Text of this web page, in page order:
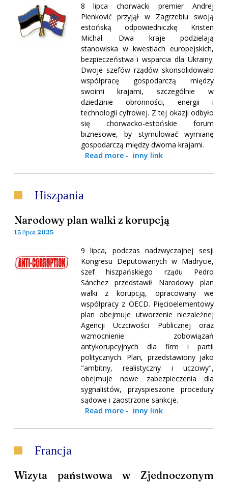
8 lipca chorwacki premier Andrej
Plenković przyjął w Zagrzebiu swoją
estońską odpowiedniczkę Kristen
Michal. Dwa kraje podzielają
stanowiska w kwestiach europejskich,
bezpieczeństwa i wsparcia dla Ukrainy.
Dwoje szefów rządów skonsolidowało
współpracę gospodarczą między
swoimi krajami, szczególnie w
dziedzinie obronności, energii i
technologii cyfrowej. Z tej okazji odbyło
się chorwacko-estońskie forum
biznesowe, by stymulować wymianę
gospodarczą między dwoma krajami.
Read more- inny link
Hiszpania
Narodowy plan walki z korupcją
15 lipca 2025
9 lipca, podczas nadzwyczajnej sesji
Kongresu Deputowanych w Madrycie,
szef hiszpańskiego rządu Pedro
Sánchez przedstawił Narodowy plan
walki z korupcją, opracowany we
współpracy z OECD. Pięcioelementowy
plan obejmuje utworzenie niezależnej
Agencji Uczciwości Publicznej oraz
wzmocnienie zobowiązań
antykorupcyjnych dla firm i partii
politycznych. Plan, przedstawiony jako
"ambitny, realistyczny i uczciwy",
obejmuje nowe zabezpieczenia dla
sygnalistów, przyspieszone procedury
sądowe i zaostrzone sankcje.
Read more- inny link
Francja
Wizyta państwowa w Zjednoczonym